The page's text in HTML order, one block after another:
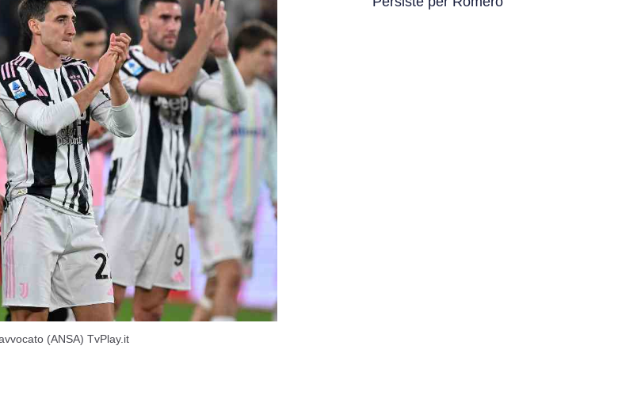
(ANSA) TvPlay.it